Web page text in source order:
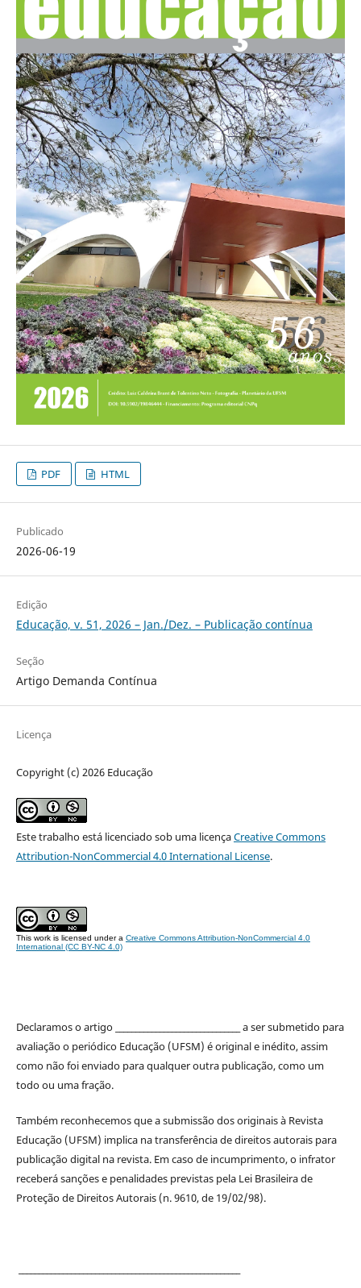
PDF HTML
Publicado
2026-06-19
Edição
Educação, v. 51, 2026 – Jan./Dez. – Publicação contínua
Seção
Artigo Demanda Contínua
Licença
Copyright (c) 2026 Educação
Este trabalho está licenciado sob uma licençaCreative Commons
Attribution-NonCommercial 4.0 International License.
This work is licensed under a Creative Commons Attribution-NonCommercial 4.0
International (CC BY-NC 4.0)
Declaramos o artigo _______________________________ a ser submetido para
avaliação o periódico Educação (UFSM) é original e inédito, assim
como não foi enviado para qualquer outra publicação, como um
todo ou uma fração.
Também reconhecemos que a submissão dos originais à Revista
Educação (UFSM) implica na transferência de direitos autorais para
publicação digital na revista. Em caso de incumprimento, o infrator
receberá sanções e penalidades previstas pela Lei Brasileira de
Proteção de Direitos Autorais (n. 9610, de 19/02/98).